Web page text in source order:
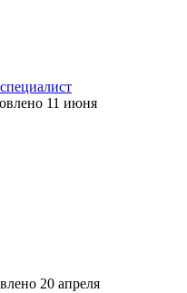
11 июня
20 апреля